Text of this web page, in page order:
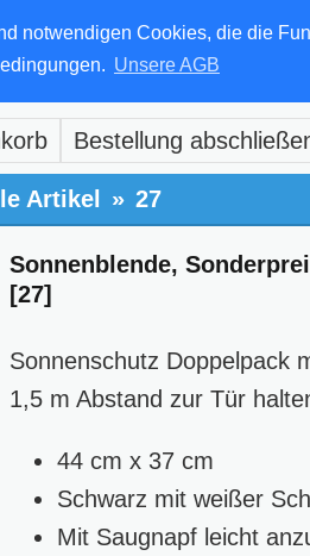
notwendigen Cookies, die die
Unsere AGB
Bestellung
Artikel » 27
Sonnenblende,
[27]
Sonnenschutz Doppelpack
1,5 m Abstand zur Tür
44 cm x 37 cm
Schwarz mit weißer
Mit Saugnapf leicht